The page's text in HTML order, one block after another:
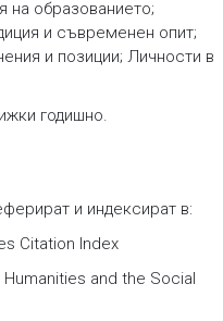
на образованието;
и съвременен опит;
и позиции; Личности в
годишно.
и индексират в:
Citation Index
and the Social